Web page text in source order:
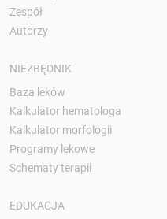
Zespół
Autorzy
NIEZBĘDNIK
Baza leków
Kalkulator hematologa
Kalkulator morfologii
Programy lekowe
Schematy terapii
EDUKACJA